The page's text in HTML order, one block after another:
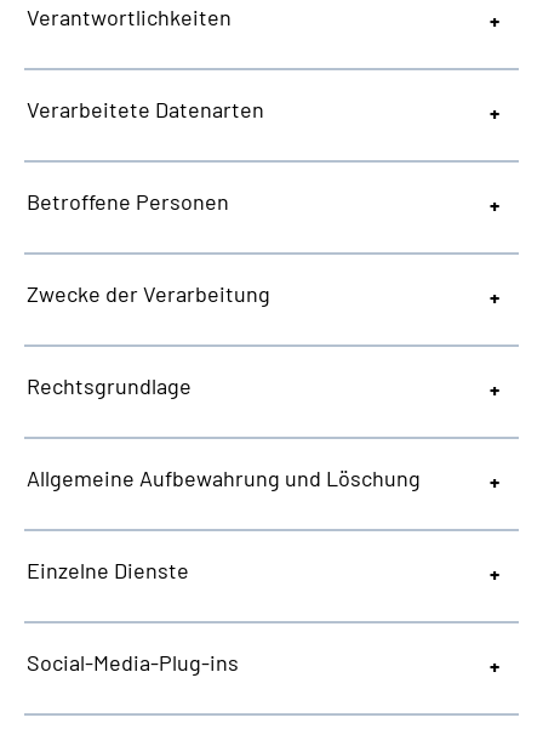
Verantwortlichkeiten
Verarbeitete Datenarten
Betroffene Personen
Zwecke der Verarbeitung
Rechtsgrundlage
Allgemeine Aufbewahrung und Löschung
Einzelne Dienste
Social-Media-Plug-ins